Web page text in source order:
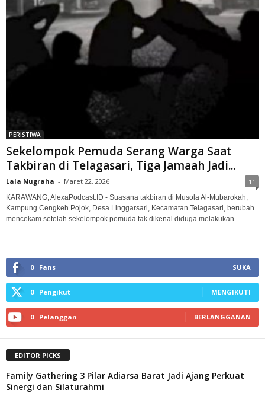
PERISTIWA
Sekelompok Pemuda Serang Warga Saat
Takbiran di Telagasari, Tiga Jamaah Jadi...
Lala Nugraha - Maret 22, 2026 11
KARAWANG, AlexaPodcast.ID - Suasana takbiran di Musola Al-Mubarokah,
Kampung Cengkeh Pojok, Desa Linggarsari, Kecamatan Telagasari, berubah
mencekam setelah sekelompok pemuda tak dikenal diduga melakukan...
0 Fans SUKA
0 Pengikut MENGIKUTI
0 Pelanggan BERLANGGANAN
EDITOR PICKS
‎Family Gathering 3 Pilar Adiarsa Barat Jadi Ajang Perkuat
Sinergi dan Silaturahmi